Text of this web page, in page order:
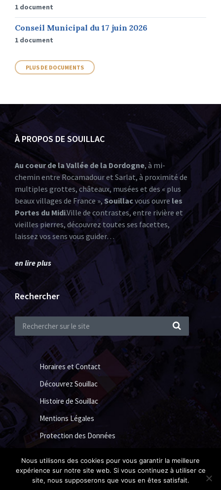
1 document
Conseil Municipal du 17 juin 2026
1 document
PLUS DE DOCUMENTS
À PROPOS DE SOUILLAC
Au coeur de la Vallée de la Dordogne, à mi-
chemin entre Rocamadour et Sarlat, à proximité de
multiples grottes, châteaux, musées et des « plus
beaux villages de France », Souillacvous ouvre les
Portes du Midi.Ville de contrastes, entre rivière et
vieilles pierres, découvrez toutes ses facettes,
laissez vos sens vous guider…
en lire plus
Rechercher
Horaires et Contact
Découvrez Souillac
Histoire de Souillac
Mentions Légales
Protection des Données
Ville de Souillac 2018 ©Acide Design
Nous utilisons des cookies pour vous garantir la meilleure
expérience sur notre site web. Si vous continuez à utiliser ce
site, nous supposerons que vous en êtes satisfait.